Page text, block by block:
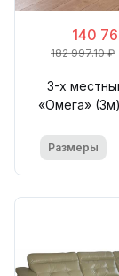
140
182 997.10 ₽
3-х
«Омега»
Размеры